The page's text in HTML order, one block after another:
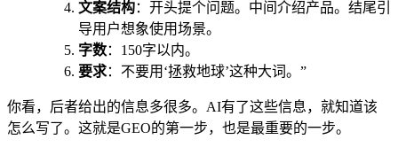
文案结构：开头提个问题。中间介绍产品。结尾引
导用户想象使用场景。
字数：150字以内。
要求：不要用‘拯救地球’这种大词。”
你看，后者给出的信息多很多。AI有了这些信息，就知道该
怎么写了。这就是GEO的第一步，也是最重要的一步。